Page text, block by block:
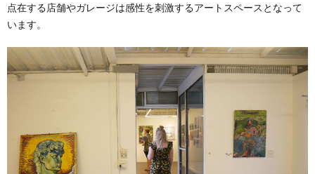
点在する店舗やガレージは感性を刺激するアートスペースとなって
います。